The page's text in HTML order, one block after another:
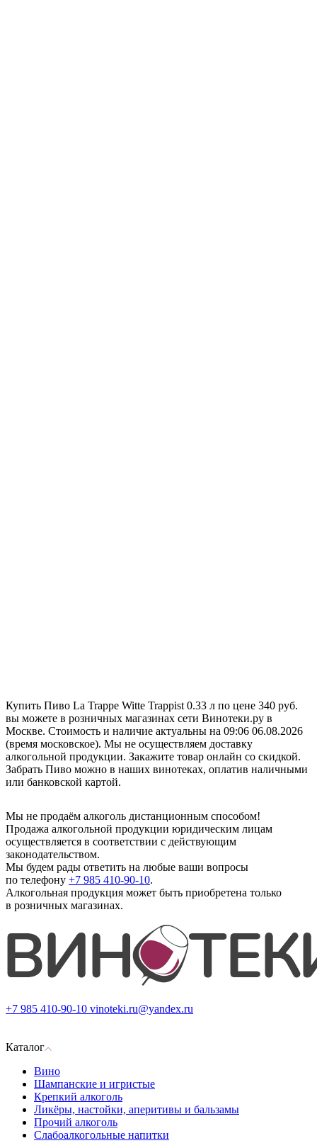
Купить Пиво La Trappe Witte Trappist 0.33 л по цене 340 руб.
вы можете в розничных магазинах сети Винотеки.ру в
Москве. Стоимость и наличие актуальны на 09:06 06.08.2026
(время московское). Мы не осуществляем доставку
алкогольной продукции. Закажите товар онлайн со скидкой.
Забрать Пиво можно в наших винотеках, оплатив наличными
или банковской картой.
Мы не продаём алкоголь дистанционным способом!
Продажа алкогольной продукции юридическим лицам
осуществляется в соответствии с действующим
законодательством.
Мы будем рады ответить на любые ваши вопросы
по телефону +7 985 410-90-10.
Алкогольная продукция может быть приобретена только
в розничных магазинах.
+7 985 410-90-10 vinoteki.ru@yandex.ru
Каталог
Вино
Шампанские и игристые
Крепкий алкоголь
Ликёры, настойки, аперитивы и бальзамы
Прочий алкоголь
Слабоалкогольные напитки